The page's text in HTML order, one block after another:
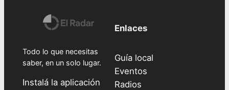
Todo lo que necesitas
saber, en un solo lugar.
Instalá la aplicación
Enlaces
Guía local
Eventos
Radios